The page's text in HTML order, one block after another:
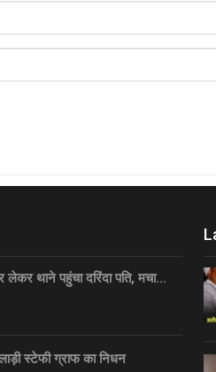
लेकर थाने पहुंचा दरिंदा पति, मचा…
स्टेफी ग्राफ का निधन